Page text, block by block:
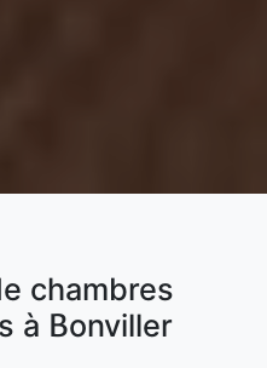
chambres
à Bonviller